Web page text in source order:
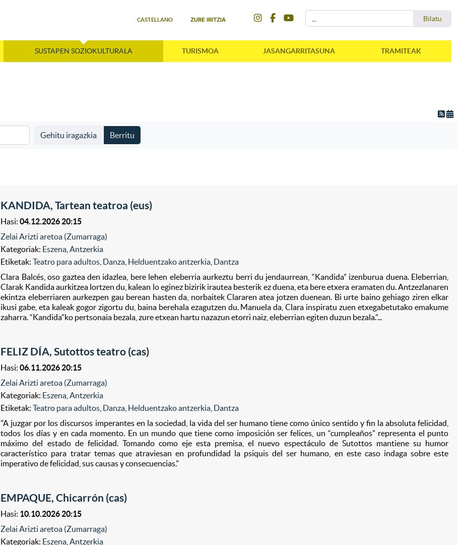
CASTELLANO ZURE IRITZIA Bilatu
SUSTAPEN SOZIOKULTURALA TURISMOA JASANGARRITASUNA TRAMITEAK
Gehitu iragazkia Berritu
KANDIDA, Tartean teatroa (eus)
Hasi:04.12.2026 20:15
Zelai Arizti aretoa (Zumarraga)
Kategoriak: Eszena ,Antzerkia
Etiketak:Teatro para adultos Danza Helduentzako antzerkia Dantza
Clara Balcés, oso gaztea den idazlea, bere lehen eleberria aurkeztu berri du jendaurrean, “Kandida” izenburua duena. Eleberrian,
Clarak Kandida aurkitzea lortzen du, kalean lo eginez bizirik irautea besterik ez duena, eta bere etxera eramaten du. Antzezlanaren
ekintza eleberriaren aurkezpen gau berean hasten da, norbaitek Clararen atea jotzen duenean. Bi urte baino gehiago ziren elkar
ikusi gabe, eta kaleak gogor zigortu du, baina berehala ezagutzen du. Manuela da, Clara inspiratu zuen etxegabetutako emakume
zaharra. “Kandida”ko pertsonaia bezala, zure etxean hartu nazazun etorri naiz, eleberrian egiten duzun bezala.”...
FELIZ DÍA, Sutottos teatro (cas)
Hasi:06.11.2026 20:15
Zelai Arizti aretoa (Zumarraga)
Kategoriak: Eszena ,Antzerkia
Etiketak:Teatro para adultos Danza Helduentzako antzerkia Dantza
"A juzgar por los discursos imperantes en la sociedad, la vida del ser humano tiene como único sentido y fin la absoluta felicidad,
todos los días y en cada momento. En un mundo que tiene como imposición ser felices, un “cumpleaños” representa el punto
máximo del estado de felicidad. Tomando como eje esta premisa, el nuevo espectáculo de Sutottos mantiene su humor
característico para tratar temas que atraviesan en profundidad la psiquis del ser humano, en este caso indaga sobre este
imperativo de felicidad, sus causas y consecuencias."
EMPAQUE, Chicarrón (cas)
Hasi: 10.10.2026 20:15
Zelai Arizti aretoa (Zumarraga)
Kategoriak: Eszena ,Antzerkia